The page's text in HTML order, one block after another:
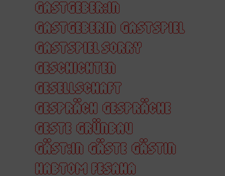
GASTGEBER:IN
GASTGEBERIN GASTSPIEL
GASTSPIEL SORRY
GESCHICHTEN
GESELLSCHAFT
GESPRÄCH GESPRÄCHE
GESTE GRÜNBAU
GÄST:IN GÄSTE GÄSTIN
HABTOM FESAHA